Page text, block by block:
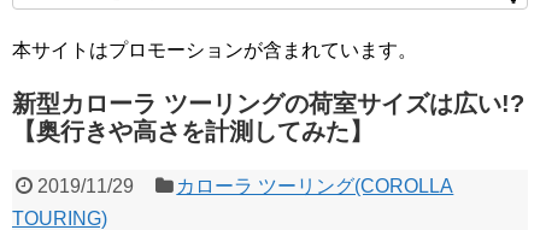
本サイトはプロモーションが含まれています。
新型カローラ ツーリングの荷室サイズは広い!?
【奥行きや高さを計測してみた】
2019/11/29
カローラ ツーリング(COROLLA
TOURING)